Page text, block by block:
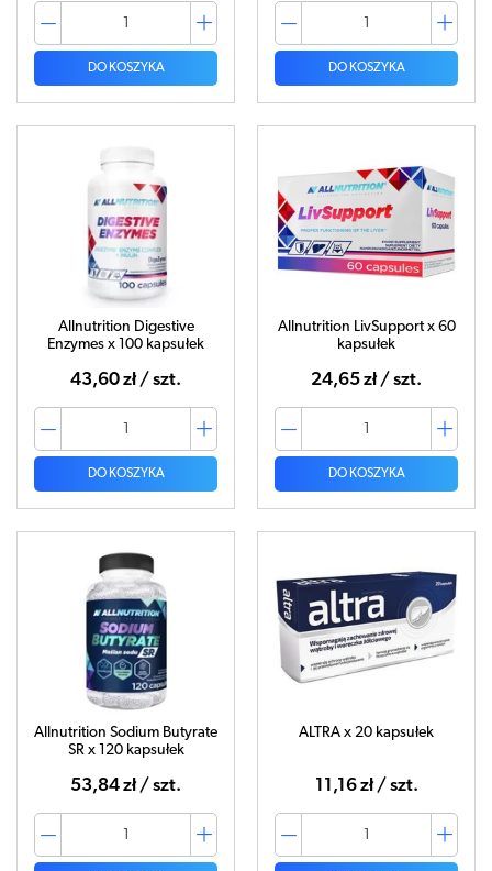
DO KOSZYKA DO KOSZYKA
Allnutrition Digestive
Enzymes x 100 kapsułek
43,60 zł / szt.
DO KOSZYKA
Allnutrition LivSupport x 60
kapsułek
24,65 zł / szt.
DO KOSZYKA
Allnutrition Sodium Butyrate
SR x 120 kapsułek
53,84 zł / szt.
ALTRA x 20 kapsułek
11,16 zł / szt.